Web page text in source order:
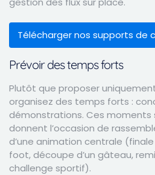
Télécharger nos supports de
Prévoir des temps forts
Plutôt que proposer
organisez des temps forts :
démonstrations. Ces
donnent l’occasion de
d’une animation centrale
foot, découpe d’un gâteau,
challenge sportif).